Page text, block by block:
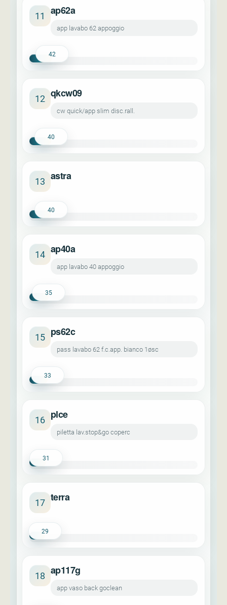
11 ap62a
app lavabo 62 appoggio
42
12 qkcw09
cw quick/app slim disc.rall.
40
13 astra
40
14 ap40a
app lavabo 40 appoggio
35
15 ps62c
pass lavabo 62 f.c.app. bianco 1øsc
33
16 plce
piletta lav.stop&go coperc
31
17 terra
29
18 ap117g
app vaso back goclean